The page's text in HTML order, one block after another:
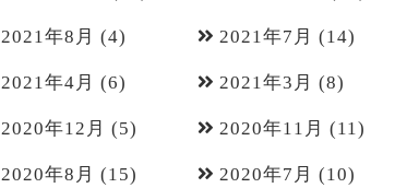
2021年8月 (4) 2021年7月 (14)
2021年4月 (6) 2021年3月 (8)
2020年12月 (5) 2020年11月 (11)
2020年8月 (15) 2020年7月 (10)